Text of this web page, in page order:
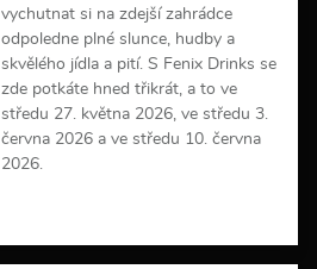
í
vychutnat si na zdejší zahrádce
odpoledne plné slunce, hudby a
skvělého jídla a pití. S Fenix Drinks se
zde potkáte hned třikrát, a to ve
středu 27. května 2026, ve středu 3.
června 2026 a ve středu 10. června
2026.